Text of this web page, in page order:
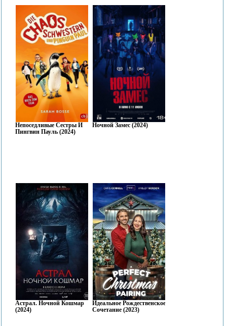
Непоседливые Сестры И
Пингвин Пауль (2024)
Ночной Замес (2024)
Астрал. Ночной Кошмар
(2024)
Идеальное Рождественское
Сочетание (2023)